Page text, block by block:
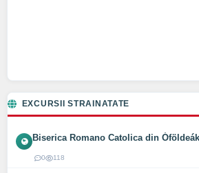
EXCURSII STRAINATATE
Biserica Romano Catolica din
0 118